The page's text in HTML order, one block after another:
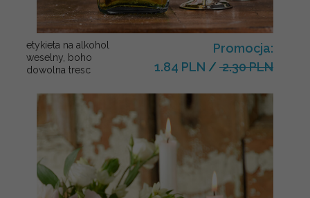
etykieta na alkohol
weselny, boho
dowolna tresc
Promocja:
1.84 PLN / 2.30 PLN